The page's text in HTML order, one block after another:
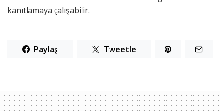
kanıtlamaya çalışabilir.
Paylaş Tweetle